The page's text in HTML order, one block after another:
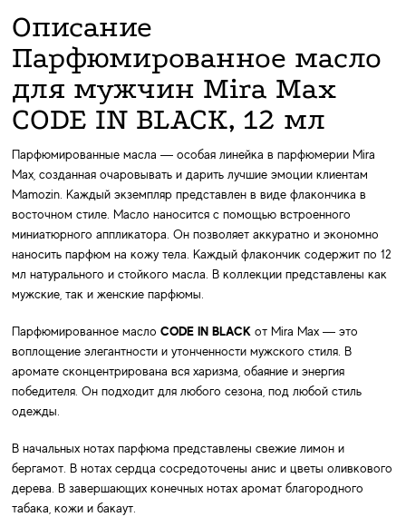
Описание
Парфюмированное масло
для мужчин Mira Max
CODE IN BLACK, 12 мл
Парфюмированные масла — особая линейка в парфюмерии Mira
Max, созданная очаровывать и дарить лучшие эмоции клиентам
Mamozin. Каждый экземпляр представлен в виде флакончика в
восточном стиле. Масло наносится с помощью встроенного
миниатюрного аппликатора. Он позволяет аккуратно и экономно
наносить парфюм на кожу тела. Каждый флакончик содержит по 12
мл натурального и стойкого масла. В коллекции представлены как
мужские, так и женские парфюмы.
Парфюмированное маслоCODE IN BLACK от Mira Max — это
воплощение элегантности и утонченности мужского стиля. В
аромате сконцентрирована вся харизма, обаяние и энергия
победителя. Он подходит для любого сезона, под любой стиль
одежды.
В начальных нотах парфюма представлены свежие лимон и
бергамот. В нотах сердца сосредоточены анис и цветы оливкового
дерева. В завершающих конечных нотах аромат благородного
табака, кожи и бакаут.